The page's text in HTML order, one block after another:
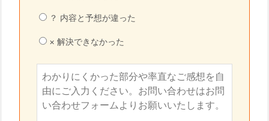
？ 内容と予想が違った
× 解決できなかった